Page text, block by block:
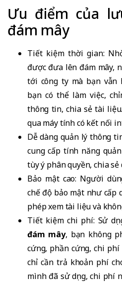
Ưu điểm của
đám mây
Tiết kiệm thời gian:
được đưa lên đám mây,
tới công ty mà bạn vẫn
bạn có thể làm việc,
thông tin, chia sẻ tài
qua máy tính có kết nối
Dễ dàng quản lý thông
cung cấp tính năng
tùy ý phân quyền, chia
Bảo mật cao: Người
chế độ bảo mật như cấp
phép xem tài liệu và
Tiết kiệm chi phí: Sử
đám mây, bạn không
cứng, phần cứng, chi
chỉ cần trả khoản phí
mình đã sử dụng, chi